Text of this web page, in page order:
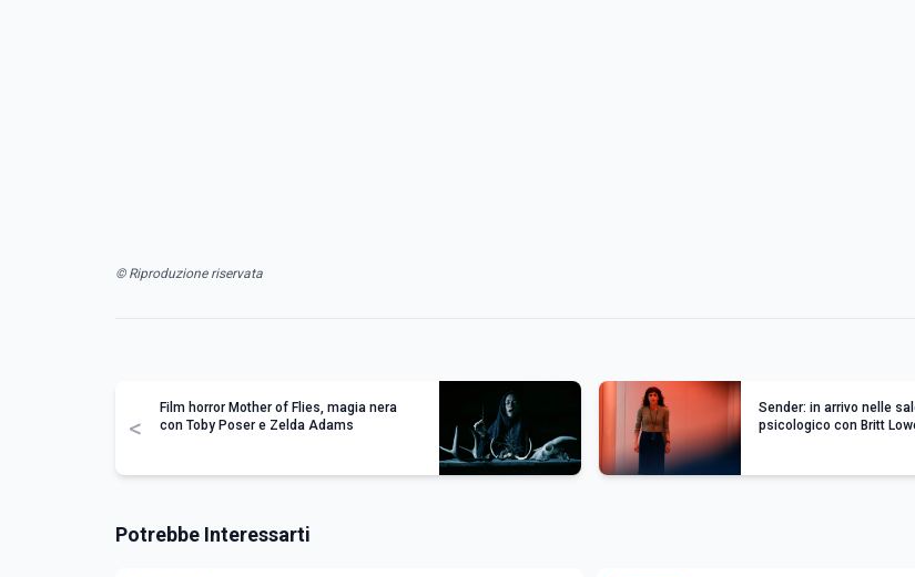
© Riproduzione riservata
<
Film horror Mother of Flies, magia nera
con Toby Poser e Zelda Adams
Sender: in arrivo nelle
psicologico con Britt
Potrebbe Interessarti